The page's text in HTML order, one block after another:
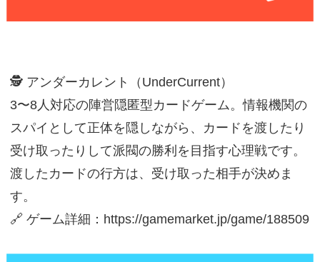
🕵️ アンダーカレント（UnderCurrent）
3〜8人対応の陣営隠匿型カードゲーム。情報機関の
スパイとして正体を隠しながら、カードを渡したり
受け取ったりして派閥の勝利を目指す心理戦です。
渡したカードの行方は、受け取った相手が決めま
す。
🔗 ゲーム詳細：https://gamemarket.jp/game/188509